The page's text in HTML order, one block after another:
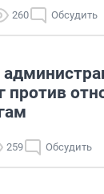
260 Обсудить
против
259 Обсудить